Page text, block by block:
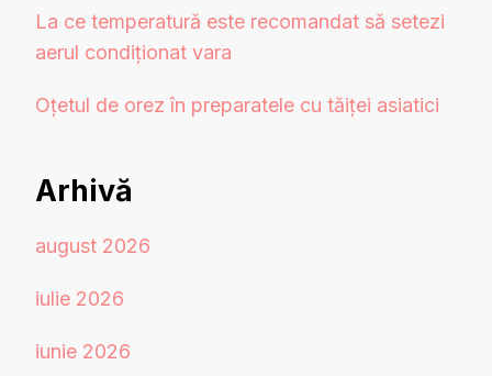
La ce temperatură este recomandat să setezi
aerul condiționat vara
Oțetul de orez în preparatele cu tăiței asiatici
Arhivă
august 2026
iulie 2026
iunie 2026